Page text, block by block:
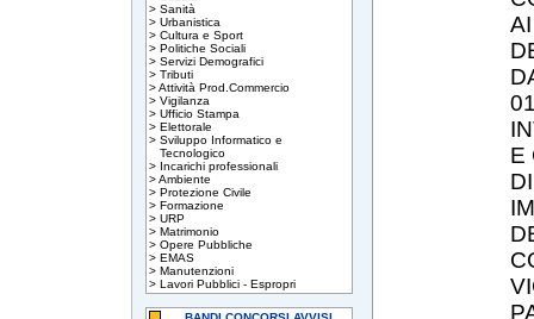
> Sanità
> Urbanistica
> Cultura e Sport
> Politiche Sociali
> Servizi Demografici
> Tributi
>Attività Prod.Commercio
> Vigilanza
> Ufficio Stampa
> Elettorale
> Sviluppo Informatico e
Tecnologico
> Incarichi professionali
>Ambiente
> Protezione Civile
> Formazione
> URP
> Matrimonio
> Opere Pubbliche
> EMAS
> Manutenzioni
> Lavori Pubblici - Espropri
E